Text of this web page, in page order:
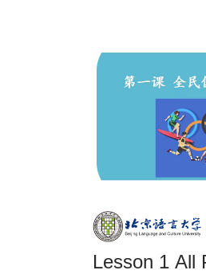
Lesson 1 All People’s Fitness by